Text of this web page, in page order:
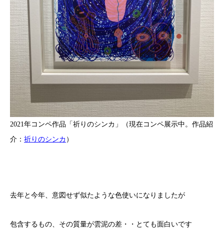
2021年コンペ作品「祈りのシンカ」（現在コンペ展示中。作品紹
介： 祈りのシンカ ）
去年と今年、意図せず似たような色使いになりましたが
包含するもの、その質量が雲泥の差・・とても面白いです